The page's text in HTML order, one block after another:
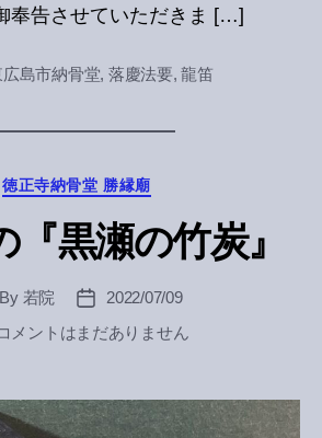
奉告させていただきま […]
広島市納骨堂, 落慶法要,龍笛
Categories
徳正寺納骨堂 勝縁廟
『黒瀬の竹炭』
By 若院
Post
date
2022/07/09
黒
メントはまだありません